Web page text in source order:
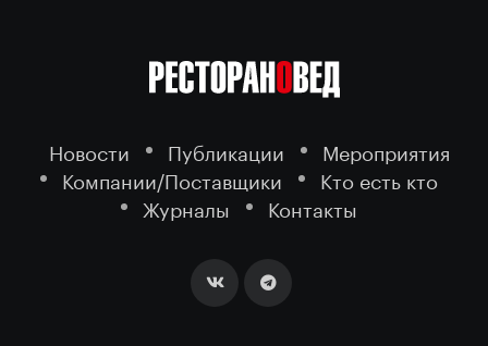
Новости Публикации
Мероприятия
Компании/Поставщики
Кто есть кто
Журналы
Контакты